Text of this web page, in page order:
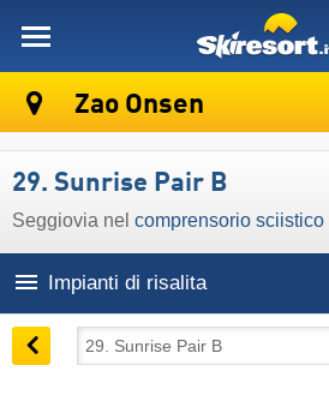
Zao Onsen
29. Sunrise Pair B
Seggiovia nel comprensorio sciistico
Impianti di risalita